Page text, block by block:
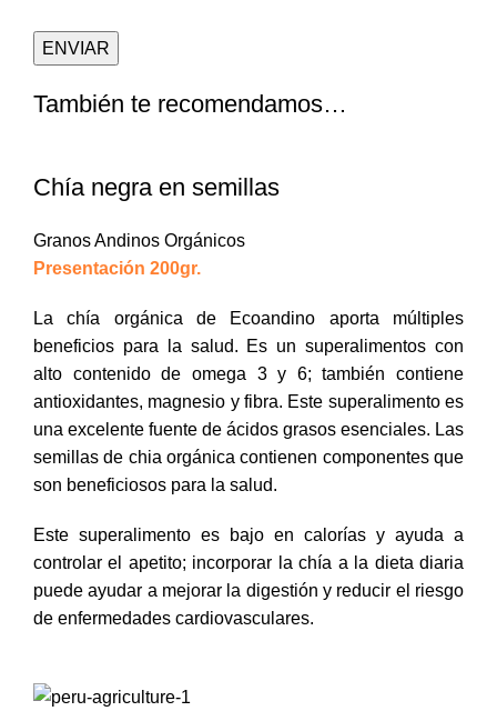
También te recomendamos…
Chía negra en semillas
Granos Andinos Orgánicos
Presentación 200gr.
La chía orgánica de Ecoandino aporta múltiples
beneficios para la salud. Es un superalimentos con
alto contenido de omega 3 y 6; también contiene
antioxidantes, magnesio y fibra. Este superalimento es
una excelente fuente de ácidos grasos esenciales. Las
semillas de chia orgánica contienen componentes que
son beneficiosos para la salud.
Este superalimento es bajo en calorías y ayuda a
controlar el apetito; incorporar la chía a la dieta diaria
puede ayudar a mejorar la digestión y reducir el riesgo
de enfermedades cardiovasculares.